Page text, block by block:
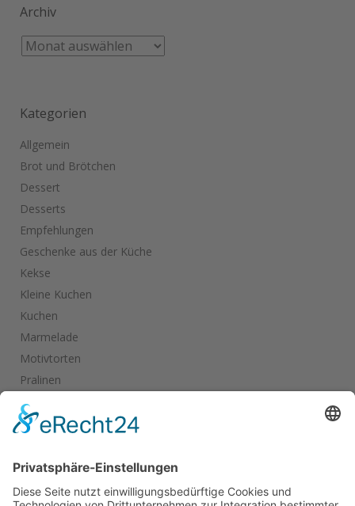
Archiv
Kategorien
Allgemein
Brot und Brötchen
Dessert
Desserts
Empfehlungen
Geschenke aus der Küche
Kekse
Kleine Kuchen
Kuchen
Marmelade
Motivtorten
Pralinen
Salate
Salziges
start_torte
Torten